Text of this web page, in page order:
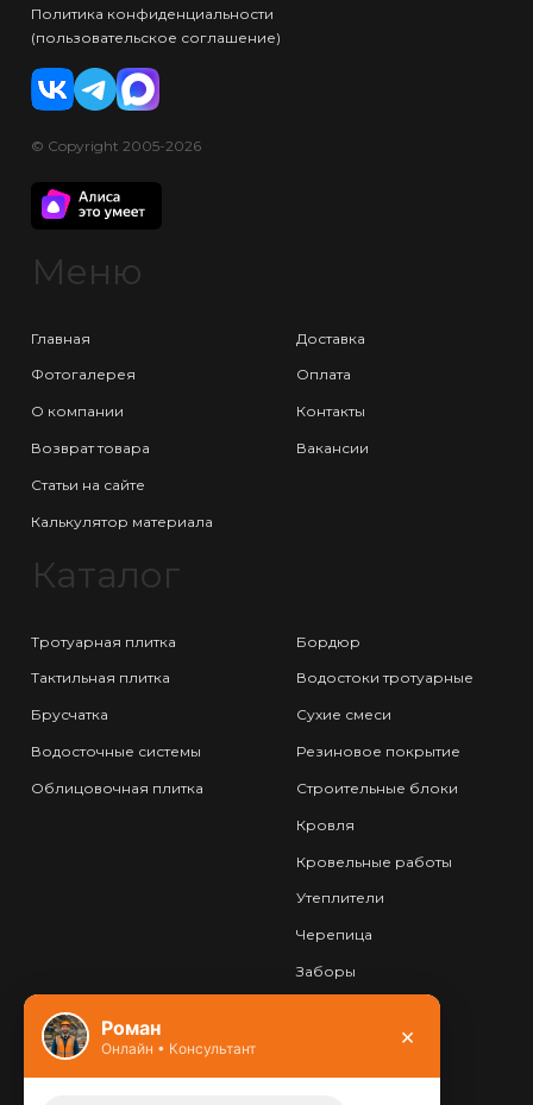
Политика конфиденциальности
(пользовательское соглашение)
© Copyright 2005-2026
Меню
Главная
Фотогалерея
О компании
Возврат товара
Статьи на сайте
Калькулятор материала
Доставка
Оплата
Контакты
Вакансии
Каталог
Тротуарная плитка
Тактильная плитка
Брусчатка
Водосточные системы
Облицовочная плитка
Бордюр
Водостоки тротуарные
Сухие смеси
Резиновое покрытие
Строительные блоки
Кровля
Кровельные работы
Утеплители
Черепица
Заборы
Контакты
Роман
Онлайн • Консультант ×